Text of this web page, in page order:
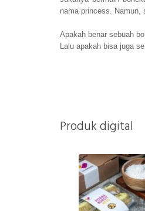
nama princess. Namun,
Apakah benar sebuah
Lalu apakah bisa juga
Produk digital